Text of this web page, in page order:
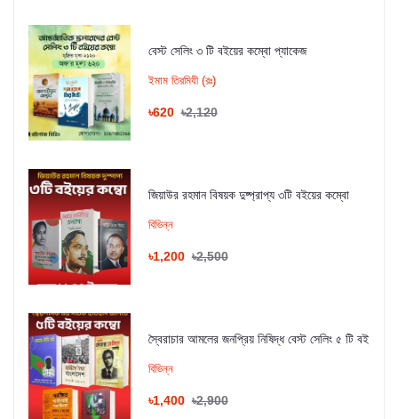
বেস্ট সেলিং ৩ টি বইয়ের কম্বো প্যাকেজ
ইমাম তিরমিযী (রঃ)
৳620 ৳2,120
জিয়াউর রহমান বিষয়ক দুষ্প্রাপ্য ৩টি বইয়ের কম্বো
বিভিন্ন
৳1,200 ৳2,500
স্বৈরাচার আমলের জনপ্রিয় নিষিদ্ধ বেস্ট সেলিং ৫ টি বই
বিভিন্ন
৳1,400 ৳2,900